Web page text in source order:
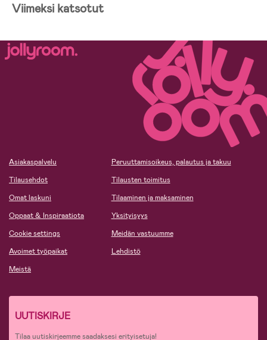
Viimeksi katsotut
Asiakaspalvelu
Tilausehdot
Omat laskuni
Oppaat & Inspiraatiota
Cookie settings
Avoimet työpaikat
Meistä
Peruuttamisoikeus, palautus ja takuu
Tilausten toimitus
Tilaaminen ja maksaminen
Yksityisyys
Meidän vastuumme
Lehdistö
UUTISKIRJE
Tilaa uutiskirjeemme saadaksesi erityisetuja!